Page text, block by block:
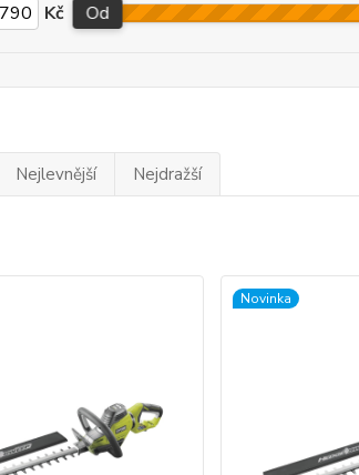
Kč Od
Nejlevnější Nejdražší
Novinka